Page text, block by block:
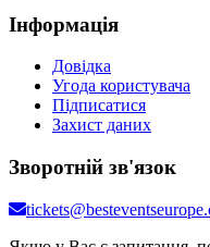
Інформація
Довідка
Угода користувача
Підписатися
Захист даних
Зворотній зв'язок